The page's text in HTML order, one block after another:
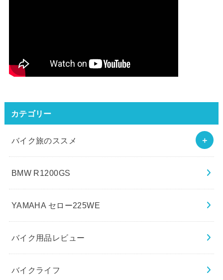
カテゴリー
バイク旅のススメ
BMW R1200GS
YAMAHA セロー225WE
バイク用品レビュー
バイクライフ